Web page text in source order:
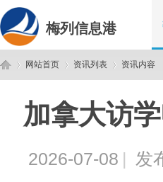
梅列信息港
网站首页
›
资讯列表 资讯内容
加拿大访
2026-07-08 | 发